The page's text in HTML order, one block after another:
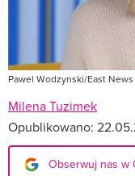
Pawel Wodzynski/East News
Milena Tuzimek
Opublikowano:
Obserwuj nas w